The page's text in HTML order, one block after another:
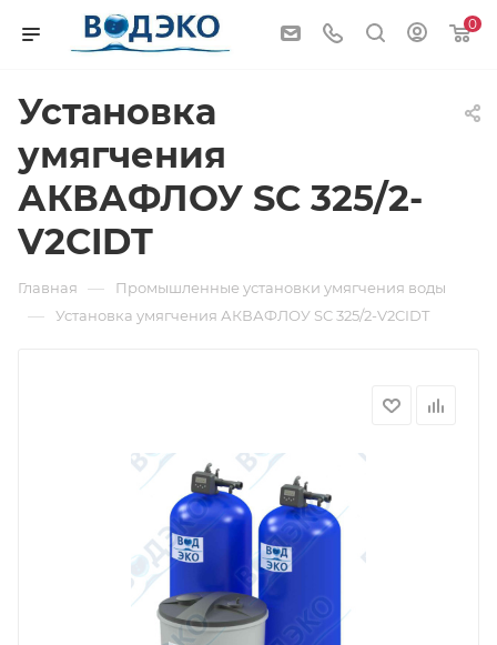
0
Установка
умягчения
АКВАФЛОУ SC 325/2-
V2CIDT
Главная — Промышленные установки умягчения воды
— Установка умягчения АКВАФЛОУ SC 325/2-V2CIDT